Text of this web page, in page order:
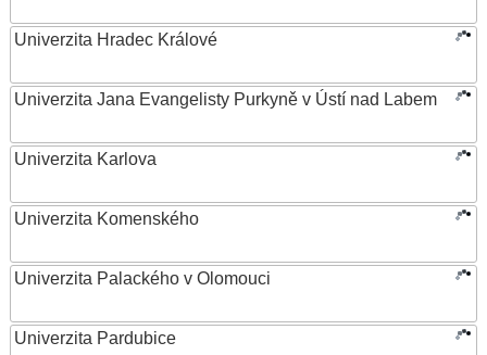
Univerzita Hradec Králové
Univerzita Jana Evangelisty Purkyně v Ústí nad Labem
Univerzita Karlova
Univerzita Komenského
Univerzita Palackého v Olomouci
Univerzita Pardubice